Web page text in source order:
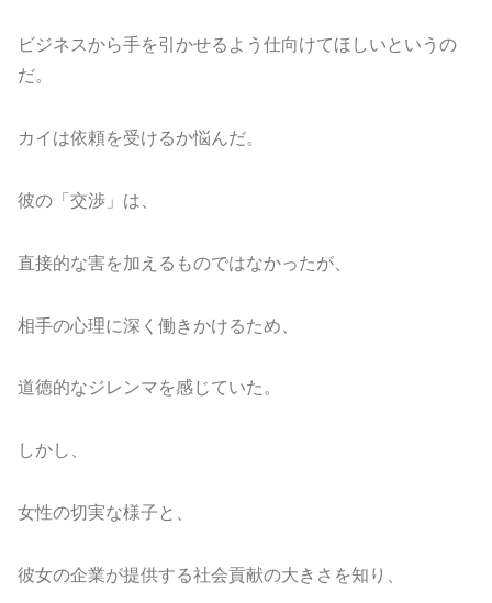
ビジネスから手を引かせるよう仕向けてほしいというの
だ。
カイは依頼を受けるか悩んだ。
彼の「交渉」は、
直接的な害を加えるものではなかったが、
相手の心理に深く働きかけるため、
道徳的なジレンマを感じていた。
しかし、
女性の切実な様子と、
彼女の企業が提供する社会貢献の大きさを知り、